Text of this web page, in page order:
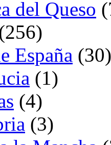
del Queso
España (30)
(1)
(4)
(3)